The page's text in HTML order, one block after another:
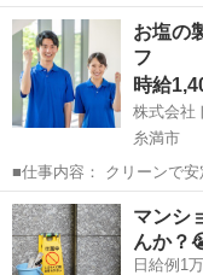
内の清掃がメインのお仕
日数は週4日程度!シフト
当あり(最大1,000円...
アルバイト・パート
お塩の
フ
時給
株式会社
糸満市
■仕事内容： クリーンで安
使用する大型設備の管理サポートを
容】 ・機械の動作確認 （
す） ・機械のデータ...
沖縄 糸満市
マンシ
んか？